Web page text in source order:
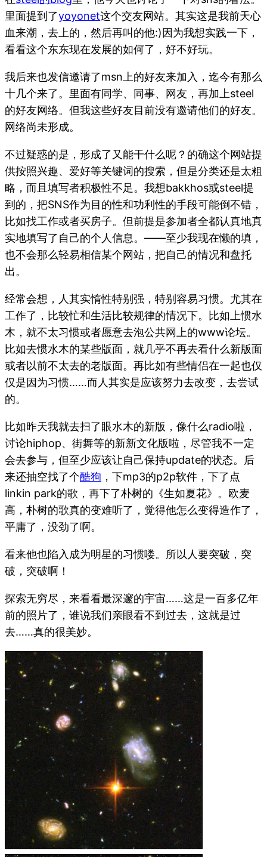
里面提到了yoyonet这个交友网站。其实这是我前天心
血来潮，去上的，然后再叫的他:)因为我想实践一下，
看看这个东东现在发展的如何了，好不好玩。
我后来也发信邀请了msn上的好友来加入，迄今有那么
十几个来了。里面有同学、同事、网友，再加上steel
的好友网络。但我这些好友目前没有邀请他们的好友。
网络尚未形成。
不过疑惑的是，形成了又能干什么呢？的确这个网站提
供按照兴趣、爱好等关键词的搜索，但是分类还是太粗
略，而且填写者积极性不足。我想bakkhos或steel提
到的，把SNS作为目的性和功利性的手段可能倒不错，
比如找工作或者买房子。但前提是参加者全都认真地真
实地填写了自己的个人信息。——至少我现在懒的填，
也不会那么轻易相信某个网站，把自己的情况和盘托
出。
经常会想，人其实惰性特别强，特别容易习惯。尤其在
工作了，比较忙和生活比较规律的情况下。比如上惯水
木，就不太习惯或者愿意去泡公共网上的www论坛。
比如去惯水木的某些版面，就几乎不再去看什么新版面
或者以前不太去的老版面。再比如有些情侣在一起也仅
仅是因为习惯……而人其实是应该努力去改变，去尝试
的。
比如昨天我就去扫了眼水木的新版，像什么radio啦，
讨论hiphop、街舞等的新新文化版啦，尽管我不一定
会去参与，但至少应该让自己保持update的状态。后
来还抽空找了个酷狗 ，下mp3的p2p软件，下了点
linkin park的歌，再下了朴树的《生如夏花》。欧麦
高，朴树的歌真的变难听了，觉得他怎么变得造作了，
平庸了，没劲了啊。
看来他也陷入成为明星的习惯喽。所以人要突破，突
破，突破啊！
探索无穷尽，来看看最深邃的宇宙……这是一百多亿年
前的照片了，谁说我们亲眼看不到过去，这就是过
去……真的很美妙。